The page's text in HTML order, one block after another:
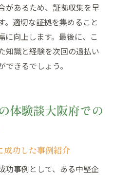
があるため、証拠収集を早
。適切な証拠を集めること
に向上します。最後に、こ
知識と経験を次回の過払い
きるでしょう。
体験談大阪府での
成功した事例紹介
功事例として、ある中堅企